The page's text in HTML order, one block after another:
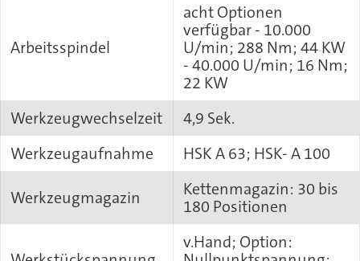
Arbeitsspindel
acht Optionen
verfügbar - 10.000
U/min; 288 Nm; 44 KW
- 40.000 U/min; 16 Nm;
22 KW
Werkzeugwechselzeit
4,9 Sek.
Werkzeugaufnahme
HSK A 63; HSK- A 100
Werkzeugmagazin
Kettenmagazin: 30 bis
180 Positionen
v.Hand; Option: